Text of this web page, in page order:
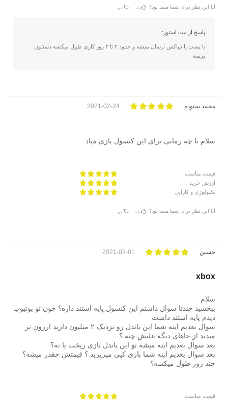
آیا این نظر برای شما مفید بود؟ بله خیر
پاسخ از مت استور:
با پست یا تیپاکس ارسال میشه و حدود ۲ تا ۳ روز کاری طول میکشه دستتون
برسه
محمد ستوده 2021-02-24
سلام تا چه رمانی برای این کنسول بازی میاد
قیمت مناسب
ارزش خرید
تکنولوژی و کارایی
آیا این نظر برای شما مفید بود؟ بله خیر
حسین 2021-02-01
xbox
سلام
ببخشید چندتا سوال داشتم این کنسول پایه استند داره؟ چون تو یوتیوب
دیدم پایه استند داشت
سوال بعدیم اینه شما این باندل رو نزدیک ۲ میلیون دارید ارزون تر
میدید از جاهای دیگه علتش چیه ؟
بعد سوال بعدیم اینه میشه تو این باندل بازی ریخت یا نه؟
بعد سوال بعدیم اینه شما بازی کپی میریزید ؟ قیمتش چقدر میشه؟
چند روز طول میکشه؟
قیمت مناسب